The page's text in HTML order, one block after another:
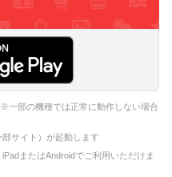
一部の機種では正常に動作しない場合
部サイト）が起動します
またはAndroidでご利用いただけま